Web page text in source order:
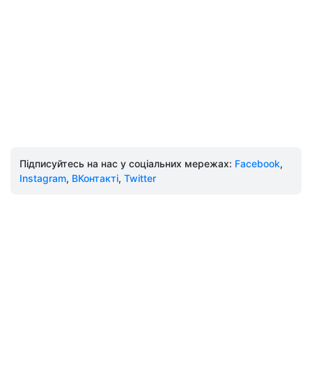
Підписуйтесь на нас у соціальних мережах: Facebook,
Instagram, ВКонтакті, Twitter